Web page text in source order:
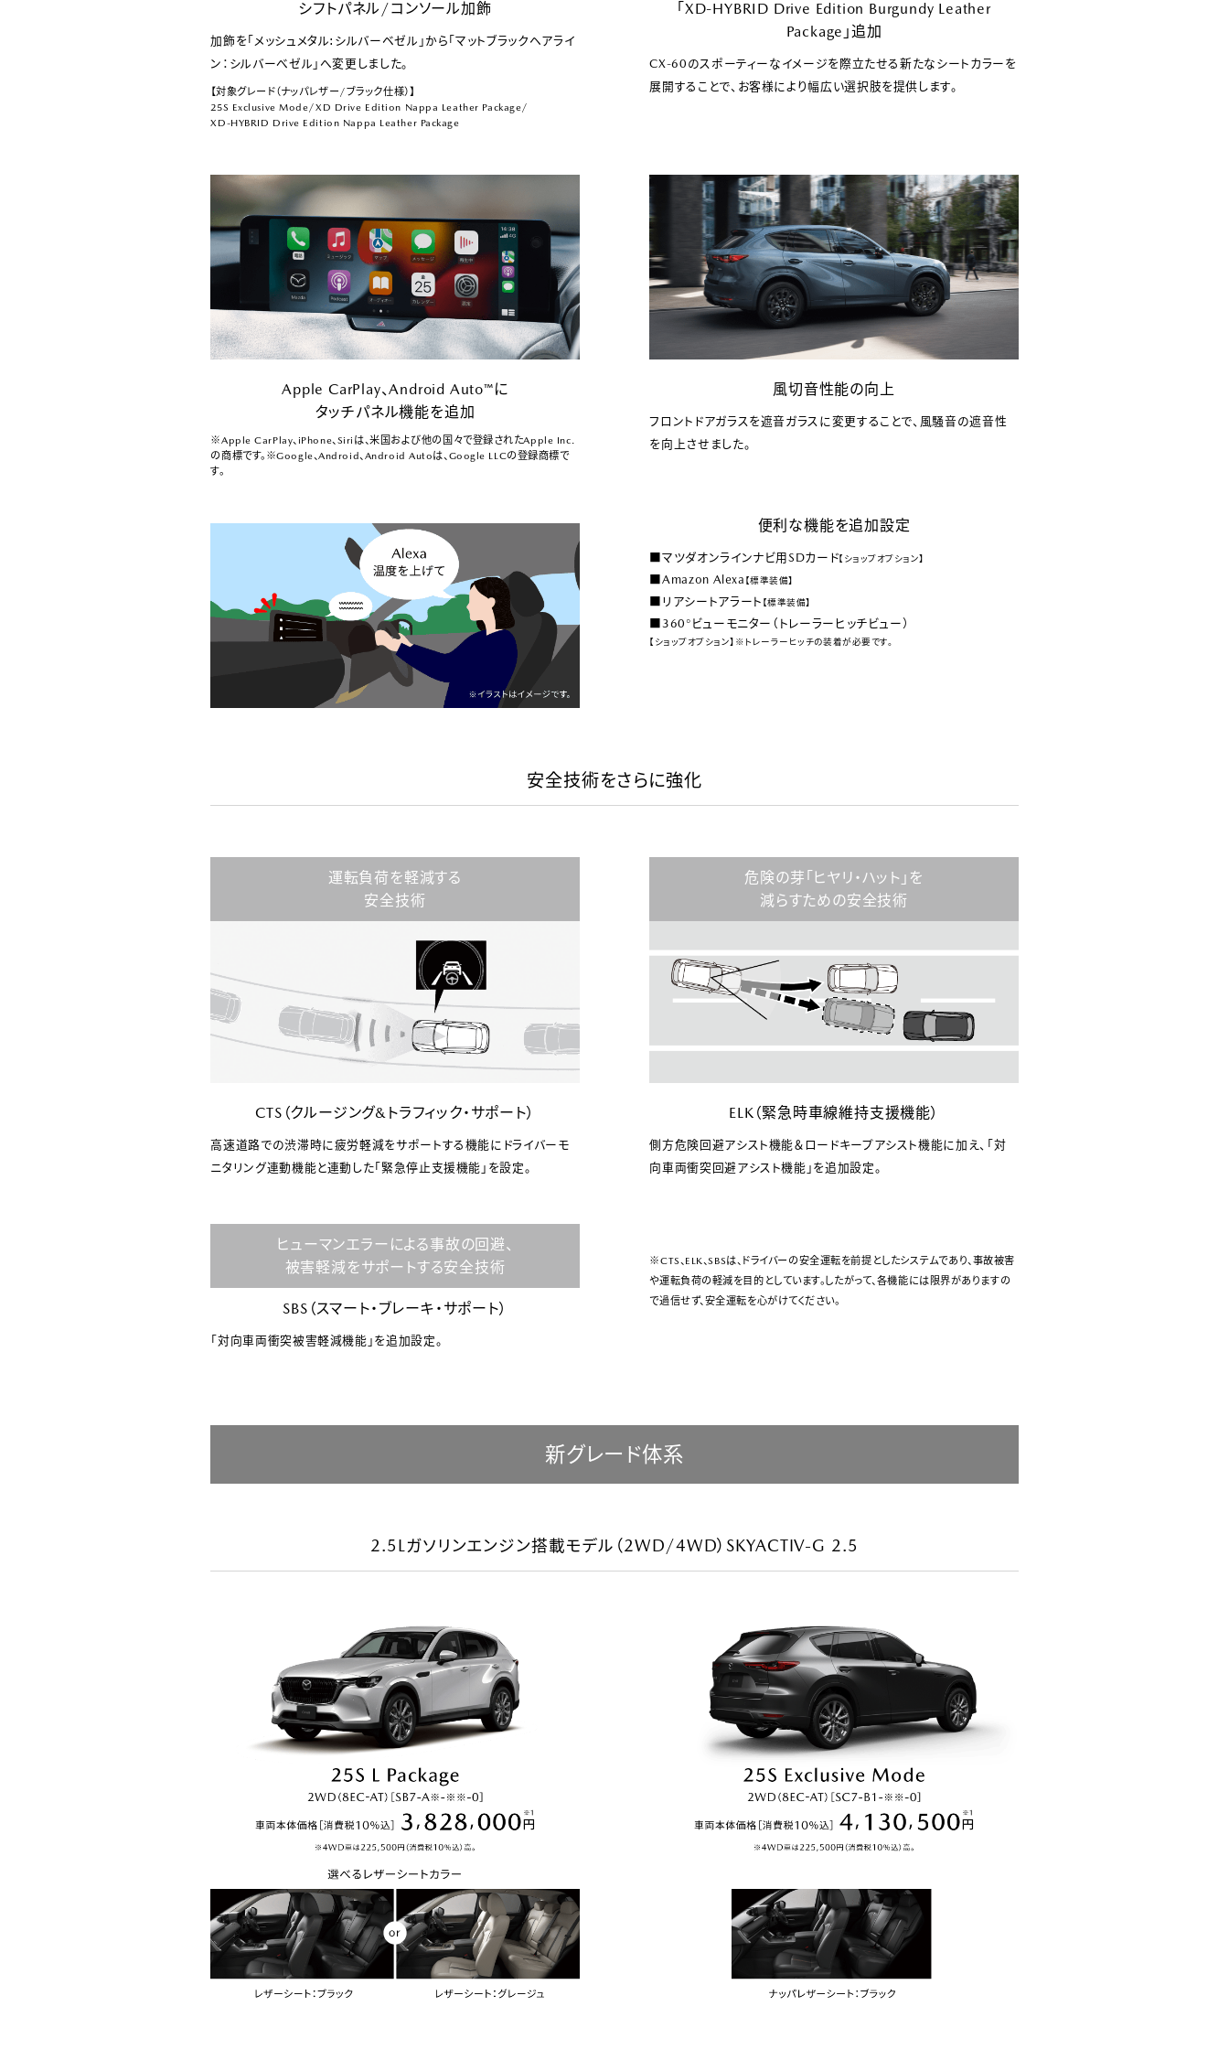
シフトパネル/コンソール加飾
加飾を「メッシュメタル:シルバーベゼル」から「マットブラックヘアライ
ン：シルバーべゼル」へ変更しました。
【対象グレード（ナッパレザー/ブラック仕様）】
25S Exclusive Mode/XD Drive Edition Nappa Leather Package/
XD-HYBRID Drive Edition Nappa Leather Package
「XD-HYBRID Drive Edition Burgundy Leather
Package」追加
CX-60のスポーティーなイメージを際立たせる新たなシートカラーを
展開することで、お客様により幅広い選択肢を提供します。
Apple CarPlay、Android Auto™に
タッチパネル機能を追加
※Apple CarPlay、iPhone、Siriは、米国および他の国々で登録されたApple Inc.
の商標です。※Google、Android、Android Autoは、Google LLCの登録商標で
す。
風切音性能の向上
フロントドアガラスを遮音ガラスに変更することで、風騒音の遮音性
を向上させました。
便利な機能を追加設定
■マツダオンラインナビ用SDカード【ショップオプション】
■Amazon Alexa 【標準装備】
■リアシートアラート 【標準装備】
■360°ビューモニター（トレーラーヒッチビュー）
【ショップオプション】※トレーラーヒッチの装着が必要です。
安全技術をさらに強化
運転負荷を軽減する
安全技術
CTS（クルージング&トラフィック・サポート）
高速道路での渋滞時に疲労軽減をサポートする機能にドライバーモ
ニタリング連動機能と連動した「緊急停止支援機能」を設定。
危険の芽「ヒヤリ・ハット」を
減らすための安全技術
ELK（緊急時車線維持支援機能）
側方危険回避アシスト機能＆ロードキープアシスト機能に加え、「対
向車両衝突回避アシスト機能」を追加設定。
ヒューマンエラーによる事故の回避、
被害軽減をサポートする安全技術
SBS（スマート・ブレーキ・サポート）
「対向車両衝突被害軽減機能」を追加設定。
※CTS、ELK、SBSは、ドライバーの安全運転を前提としたシステムであり、事故被害
や運転負荷の軽減を目的としています。したがって、各機能には限界がありますの
で過信せず、安全運転を心がけてください。
新グレード体系
2.5Lガソリンエンジン搭載モデル（2WD/4WD） SKYACTIV-G 2.5